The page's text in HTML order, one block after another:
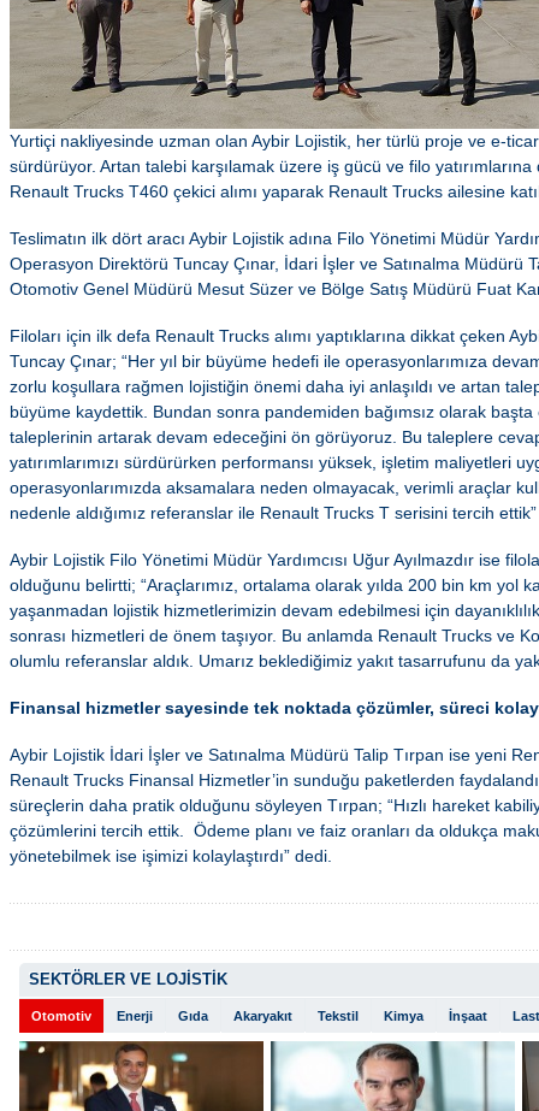
Yurtiçi nakliyesinde uzman olan Aybir Lojistik, her türlü proje ve e-
sürdürüyor. Artan talebi karşılamak üzere iş gücü ve filo
Renault Trucks T460 çekici alımı yaparak Renault Trucks ailesine
Teslimatın ilk dört aracı Aybir Lojistik adına Filo Yönetimi Müdür
Operasyon Direktörü Tuncay Çınar, İdari İşler ve Satınalma Müdürü
Otomotiv Genel Müdürü Mesut Süzer ve Bölge Satış Müdürü Fuat
Filoları için ilk defa Renault Trucks alımı yaptıklarına dikkat çeken
Tuncay Çınar; “Her yıl bir büyüme hedefi ile operasyonlarımıza
zorlu koşullara rağmen lojistiğin önemi daha iyi anlaşıldı ve artan
büyüme kaydettik. Bundan sonra pandemiden bağımsız olarak
taleplerinin artarak devam edeceğini ön görüyoruz. Bu taleplere
yatırımlarımızı sürdürürken performansı yüksek, işletim maliyetleri
operasyonlarımızda aksamalara neden olmayacak, verimli araçlar
nedenle aldığımız referanslar ile Renault Trucks T serisini tercih
Aybir Lojistik Filo Yönetimi Müdür Yardımcısı Uğur Ayılmazdır ise
olduğunu belirtti; “Araçlarımız, ortalama olarak yılda 200 bin km yol
yaşanmadan lojistik hizmetlerimizin devam edebilmesi için
sonrası hizmetleri de önem taşıyor. Bu anlamda Renault Trucks ve
olumlu referanslar aldık. Umarız beklediğimiz yakıt tasarrufunu da
Finansal hizmetler sayesinde tek noktada çözümler, süreci
Aybir Lojistik İdari İşler ve Satınalma Müdürü Talip Tırpan ise yeni
Renault Trucks Finansal Hizmetler’in sunduğu paketlerden
süreçlerin daha pratik olduğunu söyleyen Tırpan; “Hızlı hareket
çözümlerini tercih ettik. Ödeme planı ve faiz oranları da oldukça
yönetebilmek ise işimizi kolaylaştırdı” dedi.
SEKTÖRLER VE LOJİSTİK
Otomotiv Enerji Gıda Akaryakıt Tekstil Kimya İnşaat